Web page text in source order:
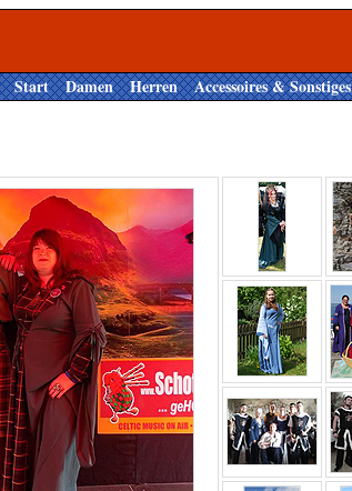
Start Damen Herren Accessoires & Sonstiges